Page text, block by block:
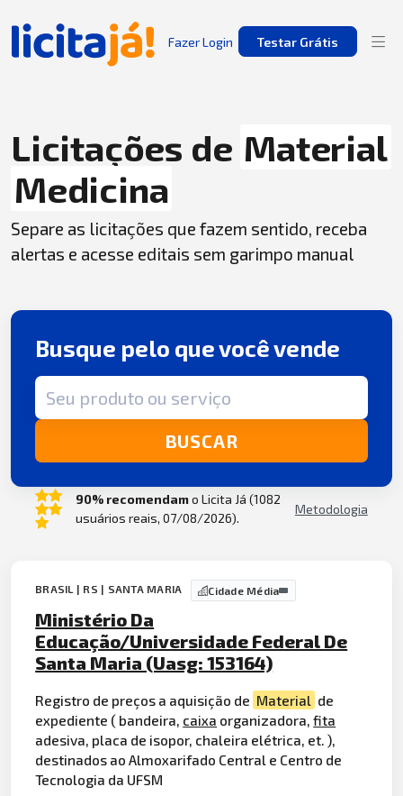
Fazer Login Testar Grátis
Licitações de Material
Medicina
Separe as licitações que fazem sentido, receba
alertas e acesse editais sem garimpo manual
Busque pelo que você vende
Termo de busca
BUSCAR
90% recomendamo Licita Já (1082
usuários reais, 07/08/2026).
Metodologia
BRASIL | RS | SANTA MARIA Cidade Média
Ministério Da
Educação/Universidade Federal De
Santa Maria (Uasg: 153164)
Registro de preços a aquisição de Material de
expediente ( bandeira, caixa organizadora,fita
adesiva, placa de isopor, chaleira elétrica, et. ),
destinados ao Almoxarifado Central e Centro de
Tecnologia da UFSM